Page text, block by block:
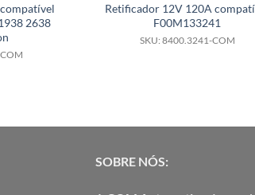
2638
Retificador 12V 120A
F00M133241
SKU: 8400.3241-COM
SOBRE NÓS: